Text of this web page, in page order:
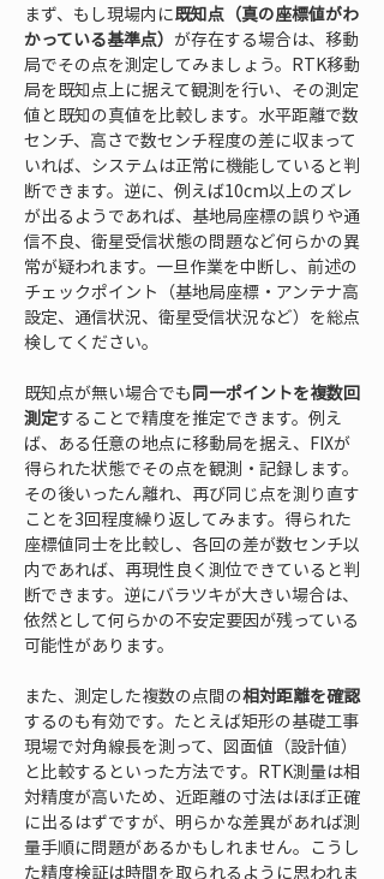
まず、もし現場内に既知点（真の座標値がわ
かっている基準点） が存在する場合は、移動
局でその点を測定してみましょう。RTK移動
局を既知点上に据えて観測を行い、その測定
値と既知の真値を比較します。水平距離で数
センチ、高さで数センチ程度の差に収まって
いれば、システムは正常に機能していると判
断できます。逆に、例えば10cm以上のズレ
が出るようであれば、基地局座標の誤りや通
信不良、衛星受信状態の問題など何らかの異
常が疑われます。一旦作業を中断し、前述の
チェックポイント（基地局座標・アンテナ高
設定、通信状況、衛星受信状況など）を総点
検してください。
既知点が無い場合でも同一ポイントを複数回
測定することで精度を推定できます。例え
ば、ある任意の地点に移動局を据え、FIXが
得られた状態でその点を観測・記録します。
その後いったん離れ、再び同じ点を測り直す
ことを3回程度繰り返してみます。得られた
座標値同士を比較し、各回の差が数センチ以
内であれば、再現性良く測位できていると判
断できます。逆にバラツキが大きい場合は、
依然として何らかの不安定要因が残っている
可能性があります。
また、測定した複数の点間の相対距離を確認
するのも有効です。たとえば矩形の基礎工事
現場で対角線長を測って、図面値（設計値）
と比較するといった方法です。RTK測量は相
対精度が高いため、近距離の寸法はほぼ正確
に出るはずですが、明らかな差異があれば測
量手順に問題があるかもしれません。こうし
た精度検証は時間を取られるように思われま